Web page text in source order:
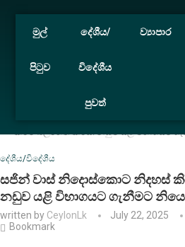
මුල්
පිටුව
දේශීය/
විදේශීය
පුවත්
ව්‍යාපාර
කිරීම බලරහිත කරයි. නඩුව යළි විභාගයට
දේශීය/විදේශීය
සජින් වාස් නිදොස්කොට නිදහස්
නඩුව යළි විභාගයට ගැනීමට
written by CeylonLk July 22, 2025
Bookmark